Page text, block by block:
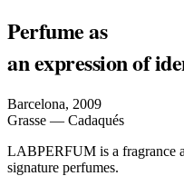
Perfume as
an expression of
Barcelona, 2009
Grasse — Cadaqués
LABPERFUM is a fragrance
signature perfumes.